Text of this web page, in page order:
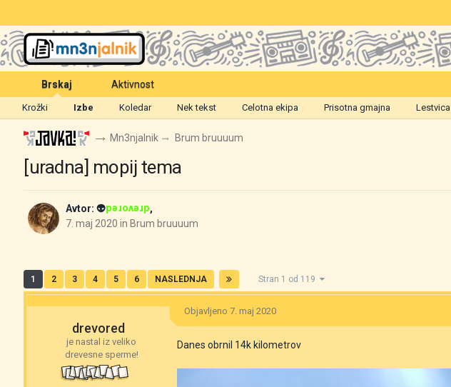
Brskaj
Krožki Izbe Koledar Nek tekst Celotna ekipa Prisotna gmajna Lestvica
Aktivnost
Mn3njalnik Brum bruuuum
[uradna] mopij tema
Avtor:👽drevored,
7. maj 2020 in Brum bruuuum
1 2 3 4 5 6 NASLEDNJA Stran 1 od 119
drevored
je nastal iz veliko
drevesne sperme!
Objavljeno7. maj 2020
Danes obrnil 14k kilometrov